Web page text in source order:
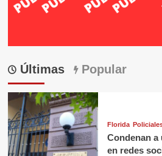
Últimas Popular
Florida
Condenan a
en redes